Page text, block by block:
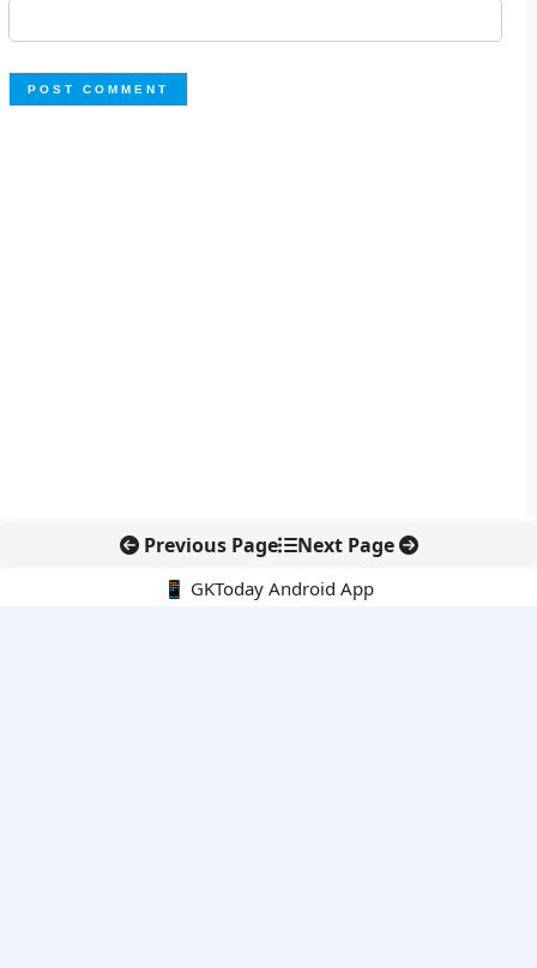
Previous Page Next Page
📱 GKToday Android App